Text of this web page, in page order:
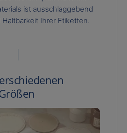
ist ausschlaggebend
Ihrer Etiketten.